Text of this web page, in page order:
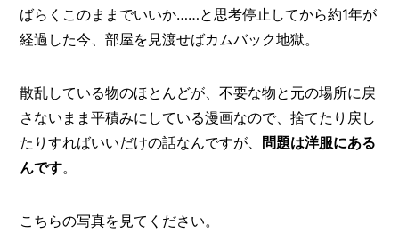
ばらくこのままでいいか……と思考停止してから約1年が
経過した今、部屋を見渡せばカムバック地獄。
散乱している物のほとんどが、不要な物と元の場所に戻
さないまま平積みにしている漫画なので、捨てたり戻し
たりすればいいだけの話なんですが、 問題は洋服にある
んです。
こちらの写真を見てください。